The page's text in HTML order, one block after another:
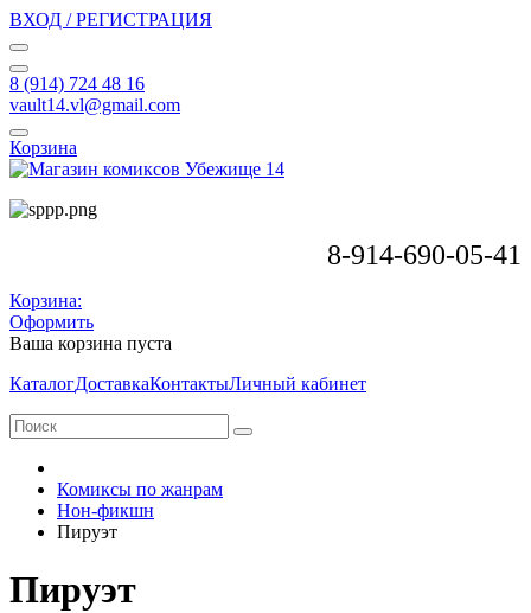
ВХОД / РЕГИСТРАЦИЯ
8 (914) 724 48 16
vault14.vl@gmail.com
Корзина
8-914-690-05-41
Корзина:
Оформить
Ваша корзина пуста
КаталогДоставкаКонтактыЛичный кабинет
Комиксы по жанрам
Нон-фикшн
Пируэт
Пируэт